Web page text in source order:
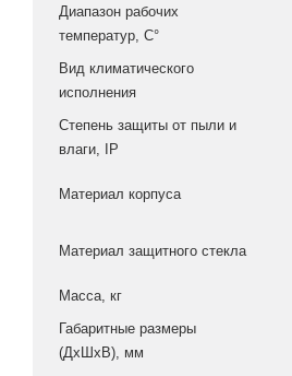
Диапазон рабочих
температур, С°
Вид климатического
исполнения
Степень защиты от пыли и
влаги, IP
Материал корпуса
Материал защитного стекла
Масса, кг
Габаритные размеры
(ДxШxВ), мм